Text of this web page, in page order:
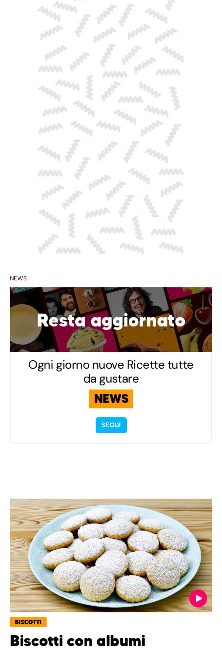
NEWS
Resta aggiornato
Ogni giorno nuove Ricette tutte
da gustare
NEWS
SEGUI
BISCOTTI
Biscotti con albumi